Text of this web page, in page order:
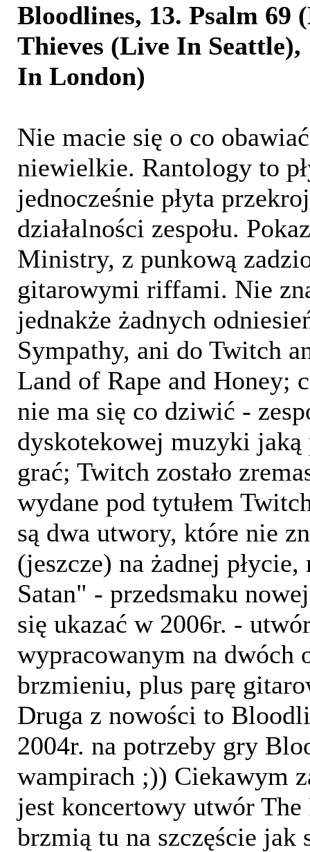
Bloodlines, 13. Psalm 69
Thieves (Live In
In London)
Nie macie się o co
niewielkie. Rantology to
jednocześnie płyta
działalności zespołu.
Ministry, z punkową
gitarowymi riffami. Nie
jednakże żadnych
Sympathy, ani do Twitch
Land of Rape and Honey;
nie ma się co dziwić -
dyskotekowej muzyki jaką
grać; Twitch zostało
wydane pod tytułem
są dwa utwory, które nie
(jeszcze) na żadnej
Satan" - przedsmaku
się ukazać w 2006r. -
wypracowanym na dwóch
brzmieniu, plus parę
Druga z nowości to
2004r. na potrzeby gry
wampirach ;)) Ciekawym
jest koncertowy utwór
brzmią tu na szczęście jak